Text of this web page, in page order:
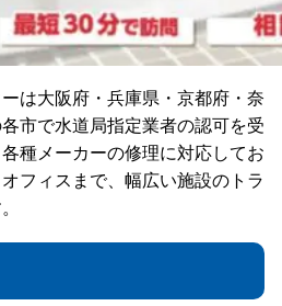
は大阪府・兵庫県・京都府・奈
市で水道局指定業者の認可を受
種メーカーの修理に対応してお
フィスまで、幅広い施設のトラ